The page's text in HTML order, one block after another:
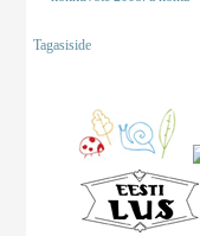
Tagasiside